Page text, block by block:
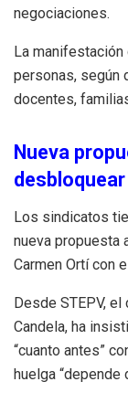
negociaciones.
La
personas, según
docentes,
Nueva
Los sindicatos
nueva propuesta
Carmen Ortí con
Desde STEPV,
Candela, ha
“cuanto antes”
huelga “depende